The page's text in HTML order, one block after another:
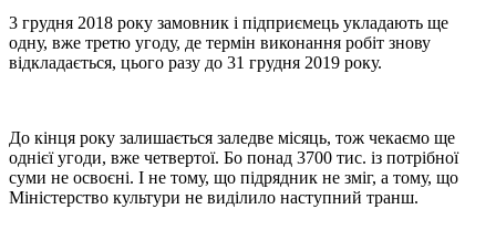
3 грудня 2018 року замовник і підприємець укладають ще
одну, вже третю угоду, де термін виконання робіт знову
відкладається, цього разу до 31 грудня 2019 року.
До кінця року залишається заледве місяць, тож чекаємо ще
однієї угоди, вже четвертої. Бо понад 3700 тис. із потрібної
суми не освоєні. І не тому, що підрядник не зміг, а тому, що
Міністерство культури не виділило наступний транш.